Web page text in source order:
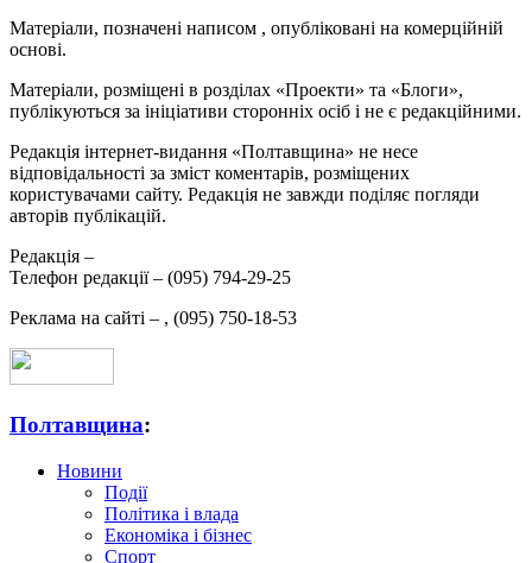
Матеріали, позначені написом , опубліковані на комерційній
основі.
Матеріали, розміщені в розділах «Проекти» та «Блоги»,
публікуються за ініціативи сторонніх осіб і не є редакційними.
Редакція інтернет-видання «Полтавщина» не несе
відповідальності за зміст коментарів, розміщених
користувачами сайту. Редакція не завжди поділяє погляди
авторів публікацій.
Редакція –
Телефон редакції – (095) 794-29-25
Реклама на сайті – , (095) 750-18-53
Полтавщина:
Новини
Події
Політика і влада
Економіка і бізнес
Спорт